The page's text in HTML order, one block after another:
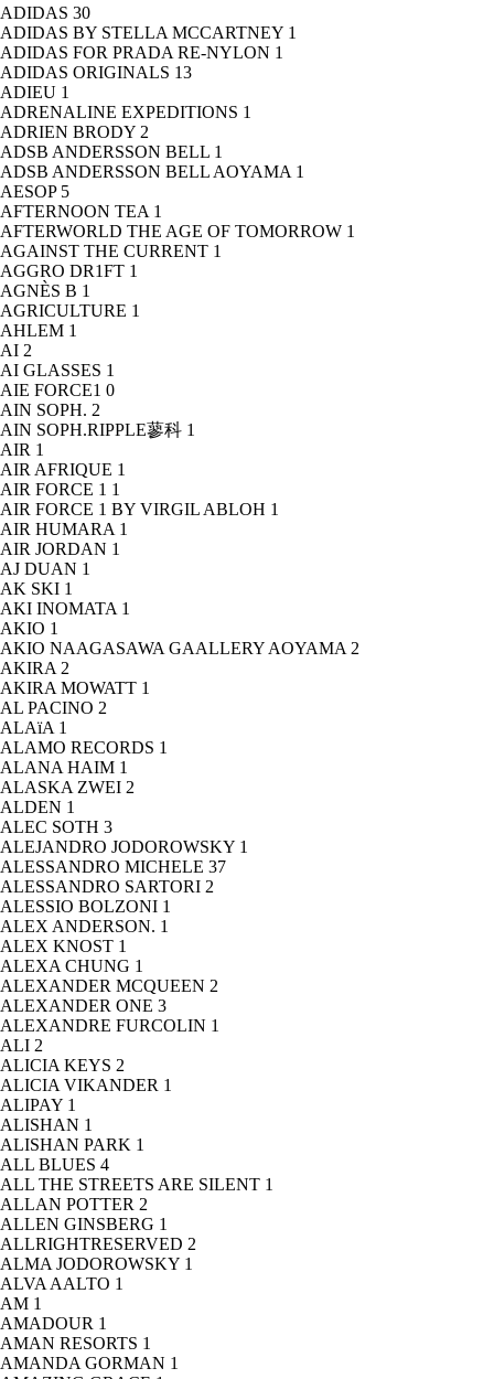
ADIDAS 30
ADIDAS BY STELLA MCCARTNEY 1
ADIDAS FOR PRADA RE-NYLON 1
ADIDAS ORIGINALS 13
ADIEU 1
ADRENALINE EXPEDITIONS 1
ADRIEN BRODY 2
ADSB ANDERSSON BELL 1
ADSB ANDERSSON BELL AOYAMA 1
AESOP 5
AFTERNOON TEA 1
AFTERWORLD THE AGE OF TOMORROW 1
AGAINST THE CURRENT 1
AGGRO DR1FT 1
AGNÈS B 1
AGRICULTURE 1
AHLEM 1
AI 2
AI GLASSES 1
AIE FORCE1 0
AIN SOPH. 2
AIN SOPH.RIPPLE蓼科 1
AIR 1
AIR AFRIQUE 1
AIR FORCE 1 1
AIR FORCE 1 BY VIRGIL ABLOH 1
AIR HUMARA 1
AIR JORDAN 1
AJ DUAN 1
AK SKI 1
AKI INOMATA 1
AKIO 1
AKIO NAAGASAWA GAALLERY AOYAMA 2
AKIRA 2
AKIRA MOWATT 1
AL PACINO 2
ALAïA 1
ALAMO RECORDS 1
ALANA HAIM 1
ALASKA ZWEI 2
ALDEN 1
ALEC SOTH 3
ALEJANDRO JODOROWSKY 1
ALESSANDRO MICHELE 37
ALESSANDRO SARTORI 2
ALESSIO BOLZONI 1
ALEX ANDERSON. 1
ALEX KNOST 1
ALEXA CHUNG 1
ALEXANDER MCQUEEN 2
ALEXANDER ONE 3
ALEXANDRE FURCOLIN 1
ALI 2
ALICIA KEYS 2
ALICIA VIKANDER 1
ALIPAY 1
ALISHAN 1
ALISHAN PARK 1
ALL BLUES 4
ALL THE STREETS ARE SILENT 1
ALLAN POTTER 2
ALLEN GINSBERG 1
ALLRIGHTRESERVED 2
ALMA JODOROWSKY 1
ALVA AALTO 1
AM 1
AMADOUR 1
AMAN RESORTS 1
AMANDA GORMAN 1